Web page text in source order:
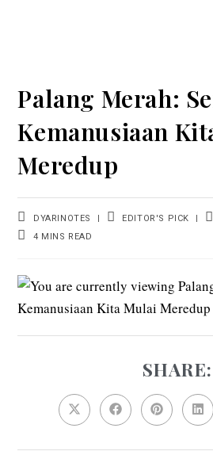
Palang Merah:
Kemanusiaan
Meredup
DYARINOTES EDITOR'S PICK
4 MINS READ
SHARE: